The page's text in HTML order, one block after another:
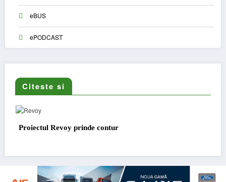
eBUS
ePODCAST
Citeste si
prinde contur